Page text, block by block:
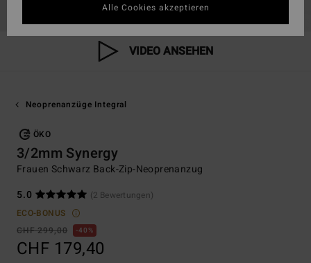
VIDEO ANSEHEN
Neoprenanzüge Integral
ÖKO
3/2mm Synergy
Frauen Schwarz Back-Zip-Neoprenanzug
5.0
(2 Bewertungen)
ECO-BONUS
CHF 299,00
40%
CHF 179,40
Alle Cookies akzeptieren